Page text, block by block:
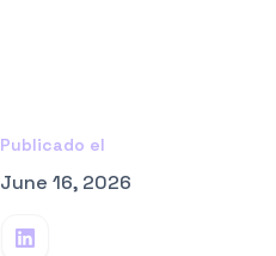
Publicado el
June 16, 2026